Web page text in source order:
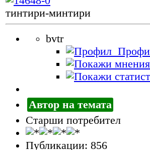
тинтири-минтири
bvtr
Автор на темата
Старши потребител
Публикации: 856